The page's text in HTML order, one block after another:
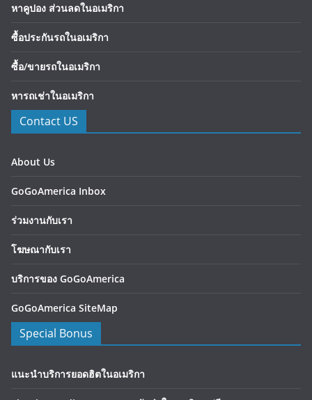
หาคูปอง ส่วนลดในอเมริกา
ซื้อประกันรถในอเมริกา
ซื้อ/ขายรถในอเมริกา
หารถเช่าในอเมริกา
Contact US
About Us
GoGoAmerica Inbox
ร่วมงานกับเรา
โฆษณากับเรา
บริการของ GoGoAmerica
GoGoAmerica SiteMap
Special Bonus
แนะนำบริการยอดฮิตในอเมริกา